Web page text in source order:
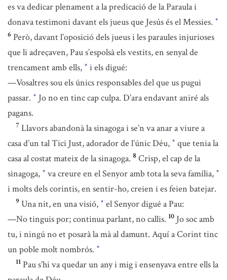
es va dedicar plenament a la predicació de la Paraula i
donava testimoni davant els jueus que Jesús és el Messies. *
6 Però, davant l’oposició dels jueus i les paraules injurioses
que li adreçaven, Pau s’espolsà els vestits, en senyal de
trencament amb ells, * i els digué:
—Vosaltres sou els únics responsables del que us pugui
passar. * Jo no en tinc cap culpa. D’ara endavant aniré als
pagans.
7 Llavors abandonà la sinagoga i se’n va anar a viure a
casa d’un tal Tici Just, adorador de l’únic Déu, * que tenia la
casa al costat mateix de la sinagoga. 8 Crisp, el cap de la
sinagoga, * va creure en el Senyor amb tota la seva família, *
i molts dels corintis, en sentir-ho, creien i es feien batejar.
9 Una nit, en una visió, * el Senyor digué a Pau:
—No tinguis por; continua parlant, no callis. 10 Jo soc amb
tu, i ningú no et posarà la mà al damunt. Aquí a Corint tinc
un poble molt nombrós. *
11 Pau s’hi va quedar un any i mig i ensenyava entre ells la